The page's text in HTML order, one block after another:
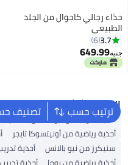
3
حذاء رجالي كاجوال من الجلد
الطبيعي
3.7
6
جنيه649.99
ترتيب حسب تصنيف البحث الشائع
أحذية تدريب من نيو بالانس
أحذية رياضية من أونيتسوكا تايجر
سنيكرز من نيو بالانس
أحذية